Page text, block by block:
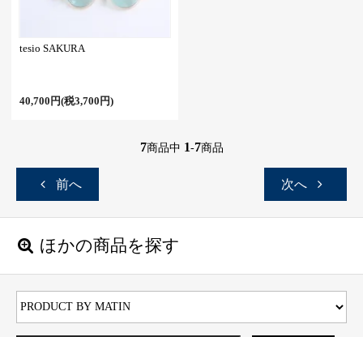
tesio SAKURA
40,700円(税3,700円)
7商品中 1-7商品
前へ 次へ
ほかの商品を探す